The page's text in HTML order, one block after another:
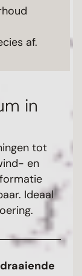
af.
in
tot
en
Ideaal